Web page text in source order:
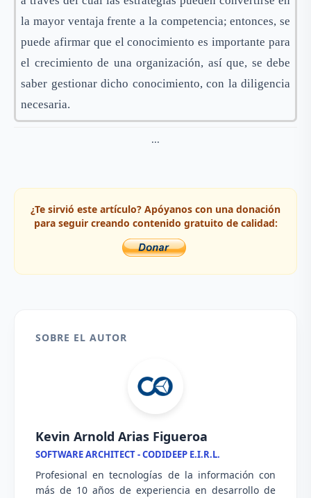
la mayor ventaja frente a la competencia; entonces, se
puede afirmar que el conocimiento es importante para
el crecimiento de una organización, así que, se debe
saber gestionar dicho conocimiento, con la diligencia
necesaria.
...
¿Te sirvió este artículo? Apóyanos con una donación
para seguir creando contenido gratuito de calidad:
SOBRE EL AUTOR
Kevin Arnold Arias Figueroa
SOFTWARE ARCHITECT - CODIDEEP E.I.R.L.
Profesional en tecnologías de la información con
más de 10 años de experiencia en desarrollo de